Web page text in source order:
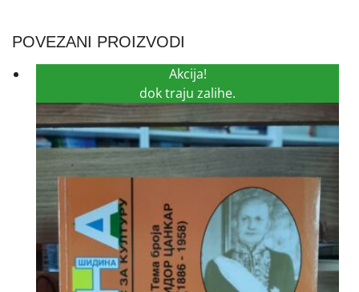
POVEZANI PROIZVODI
Akcija!
dok traju zalihe.